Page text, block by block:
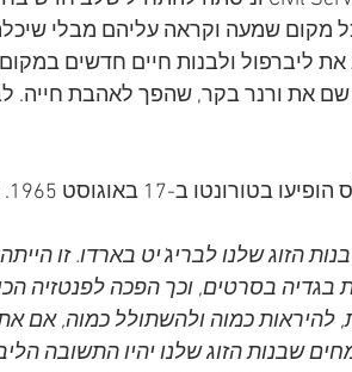
מקום שמעה וקראה עליהם מבלי
ליברפול ולבנות חיים חדשים
את ורנר בקר, שהפך לאהבת חייה.
הזוג שלנו לבריג'יט בארדו. זו
בסרטים, וכך הפכה לפנטזיה
להיראות כמוה ולהשתולל כמוה, אם
שבנות הזוג שלנו יהיו התשובה